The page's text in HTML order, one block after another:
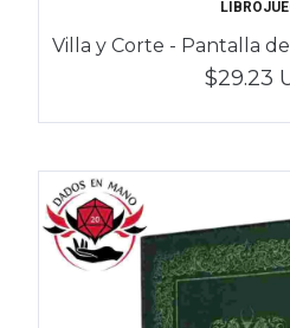
Villa y Corte - Pantalla
$29.23